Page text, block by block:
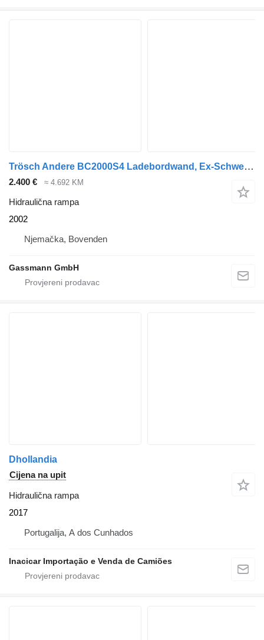
Trösch Andere BC2000S4 Ladebordwand, Ex-Schweizer Armee
2.400 € ≈ 4.692 KM
Hidraulična rampa
2002
Njemačka, Bovenden
Gassmann GmbH
Dhollandia
Cijena na upit
Hidraulična rampa
2017
Portugalija, A dos Cunhados
Inacicar Importação e Venda de Camiões